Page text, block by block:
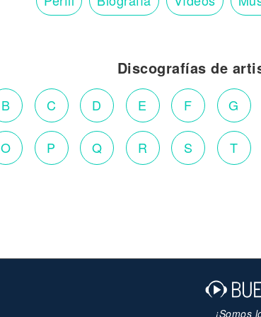
Discografías de
B C D E F G
O P Q R S T
¡Somos